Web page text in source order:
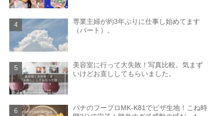
専業主婦が約3年ぶりに仕事し始めてます
（パート）。
美容室に行って大失敗！写真比較。気まず
いけどお直ししてもらいました。
パナのフープロMK-K81でピザ生地！こね時